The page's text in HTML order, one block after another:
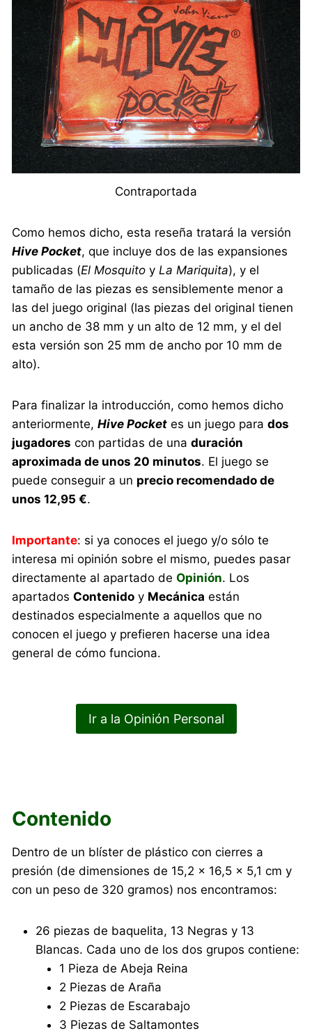
Contraportada
Como hemos dicho, esta reseña tratará la versión
Hive Pocket, que incluye dos de las expansiones
publicadas (El Mosquito yLa Mariquita), y el
tamaño de las piezas es sensiblemente menor a
las del juego original (las piezas del original tienen
un ancho de 38 mm y un alto de 12 mm, y el del
esta versión son 25 mm de ancho por 10 mm de
alto).
Para finalizar la introducción, como hemos dicho
anteriormente,Hive Pocket es un juego parados
jugadores con partidas de unaduración
aproximada de unos 20 minutos. El juego se
puede conseguir a un precio recomendado de
unos 12,95 €.
Importante: si ya conoces el juego y/o sólo te
interesa mi opinión sobre el mismo, puedes pasar
directamente al apartado deOpinión. Los
apartadosContenido y Mecánica están
destinados especialmente a aquellos que no
conocen el juego y prefieren hacerse una idea
general de cómo funciona.
Ir a la Opinión Personal
Contenido
Dentro de un blíster de plástico con cierres a
presión (de dimensiones de 15,2 x 16,5 x 5,1 cm y
con un peso de 320 gramos) nos encontramos:
26 piezas de baquelita, 13 Negras y 13
Blancas. Cada uno de los dos grupos contiene:
1 Pieza de Abeja Reina
2 Piezas de Araña
2 Piezas de Escarabajo
3 Piezas de Saltamontes